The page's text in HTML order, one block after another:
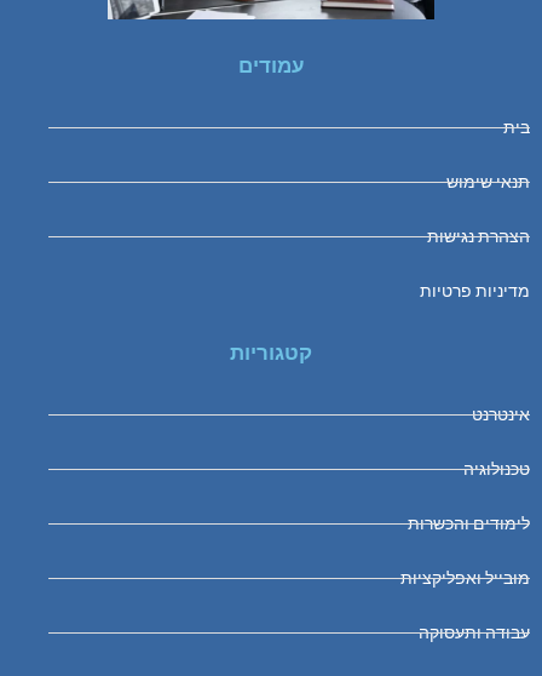
עמודים
בית
תנאי שימוש
הצהרת נגישות
מדיניות פרטיות
קטגוריות
אינטרנט
טכנולוגיה
לימודים והכשרות
מובייל ואפליקציות
עבודה ותעסוקה